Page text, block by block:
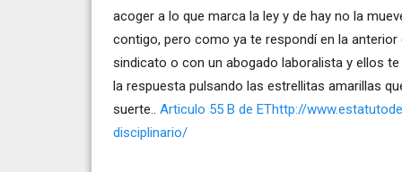
acoger a lo que marca la ley y de hay no la
contigo, pero como ya te respondí en la
sindicato o con un abogado laboralista y ellos
la respuesta pulsando las estrellitas amarillas
suerte..
Articulo 55 B de EThttp://
disciplinario/